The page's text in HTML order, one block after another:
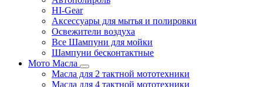
HI-Gear
Аксессуары для мытья и полировки
Освежители воздуха
Все Шампуни для мойки
Шампуни бесконтактные
Мото Масла
Масла для 2 тактной мототехники
Масла для 4 тактной мототехники